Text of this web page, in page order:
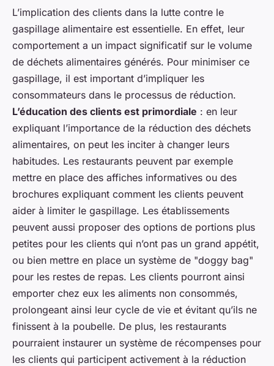
L’implication des clients dans la lutte contre le
gaspillage alimentaire est essentielle. En effet, leur
comportement a un impact significatif sur le volume
de déchets alimentaires générés. Pour minimiser ce
gaspillage, il est important d’impliquer les
consommateurs dans le processus de réduction.
L’éducation des clients est primordiale : en leur
expliquant l’importance de la réduction des déchets
alimentaires, on peut les inciter à changer leurs
habitudes. Les restaurants peuvent par exemple
mettre en place des affiches informatives ou des
brochures expliquant comment les clients peuvent
aider à limiter le gaspillage. Les établissements
peuvent aussi proposer des options de portions plus
petites pour les clients qui n’ont pas un grand appétit,
ou bien mettre en place un système de "doggy bag"
pour les restes de repas. Les clients pourront ainsi
emporter chez eux les aliments non consommés,
prolongeant ainsi leur cycle de vie et évitant qu’ils ne
finissent à la poubelle. De plus, les restaurants
pourraient instaurer un système de récompenses pour
les clients qui participent activement à la réduction